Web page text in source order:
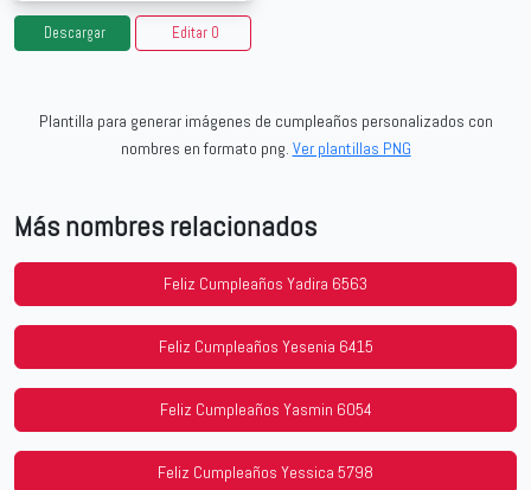
Descargar Editar 0
Plantilla para generar imágenes de cumpleaños personalizados con
nombres en formato png. Ver plantillas PNG
Más nombres relacionados
Feliz Cumpleaños Yadira 6563
Feliz Cumpleaños Yesenia 6415
Feliz Cumpleaños Yasmin 6054
Feliz Cumpleaños Yessica 5798